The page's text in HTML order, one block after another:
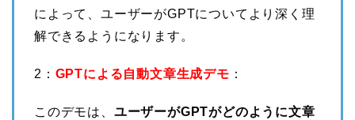
によって、ユーザーがGPTについてより深く理
解できるようになります。
2： GPTによる自動文章生成デモ ：
このデモは、 ユーザーがGPTがどのように文章